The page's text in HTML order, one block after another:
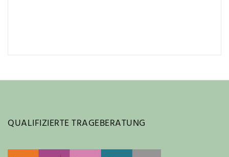
QUALIFIZIERTE TRAGEBERATUNG